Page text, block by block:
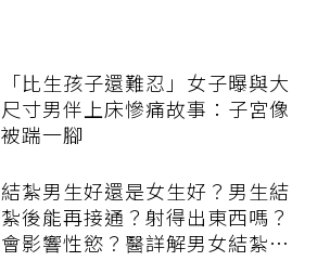
「比生孩子還難忍」女子曝與大
尺寸男伴上床慘痛故事：子宮像
被踹一腳
結紮男生好還是女生好？男生結
紮後能再接通？射得出東西嗎？
會影響性慾？醫詳解男女結紮差